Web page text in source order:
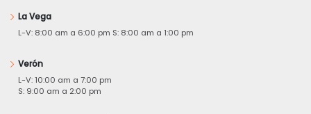
La Vega
L-V: 8:00 am a 6:00 pm S: 8:00 am a 1:00 pm
Verón
L-V: 10:00 am a 7:00 pm
S: 9:00 am a 2:00 pm